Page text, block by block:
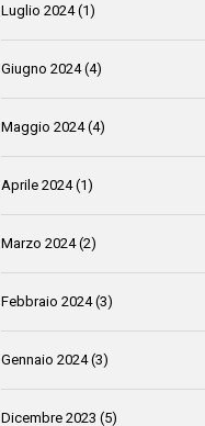
Luglio 2024(1)
Giugno 2024(4)
Maggio 2024(4)
Aprile 2024(1)
Marzo 2024(2)
Febbraio 2024(3)
Gennaio 2024(3)
Dicembre 2023 (5)